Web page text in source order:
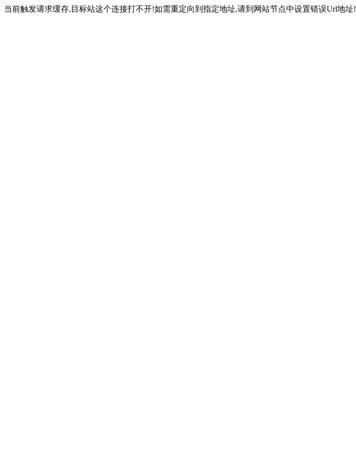
当前触发请求缓存,目标站这个连接打不开!如需重定向到指定地址,请到网站节点中设置错误Url地址!